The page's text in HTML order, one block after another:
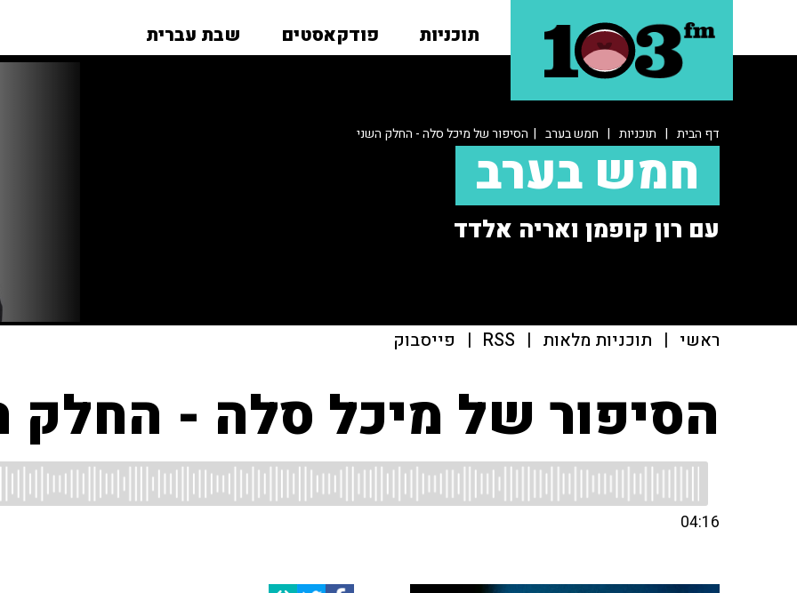
תוכניות פודקאסטים שבת עברית
דף הבית | תוכניות | חמש בערב | הסיפור של מיכל סלה - החלק השני
חמש בערב
עם רון קופמן ואריה אלדד
ראשי | תוכניות מלאות |
RSS
| פייסבוק
הסיפור של מיכל סלה - החלק
04:16